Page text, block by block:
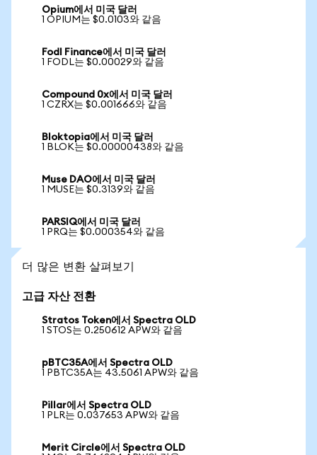
Opium에서 미국 달러
1 OPIUM는 $0.0103와 같음
Fodl Finance에서 미국 달러
1 FODL는 $0.00029와 같음
Compound 0x에서 미국 달러
1 CZRX는 $0.001666와 같음
Bloktopia에서 미국 달러
1 BLOK는 $0.00000438와 같음
Muse DAO에서 미국 달러
1 MUSE는 $0.3139와 같음
PARSIQ에서 미국 달러
1 PRQ는 $0.000354와 같음
더 많은 변환 살펴보기
고급 자산 전환
Stratos Token에서 Spectra OLD
1 STOS는 0.250612 APW와 같음
pBTC35A에서 Spectra OLD
1 PBTC35A는 43.5061 APW와 같음
Pillar에서 Spectra OLD
1 PLR는 0.037653 APW와 같음
Merit Circle에서 Spectra OLD